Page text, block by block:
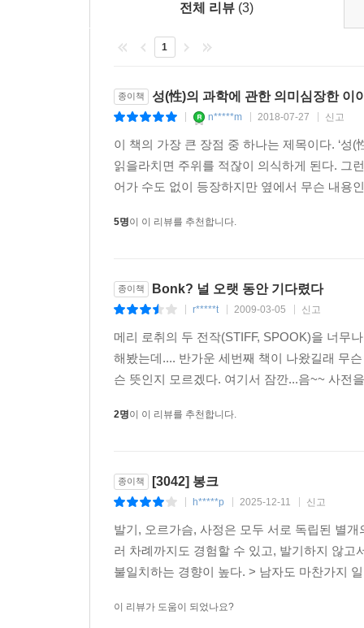
전체 리뷰 (3)
1
종이책 성(性)의 과학에 관한 의미심장한 이
n*****m 2018-07-27 신고
이 책의 가장 큰 장점 중 하나는 제목이다. ‘성
읽을라치면 주위를 적잖이 의식하게 된다. 그
어가 수도 없이 등장하지만 옆에서 무슨 내용
5명이 이 리뷰를 추천합니다.
종이책 Bonk? 널 오랫 동안 기다렸다
r*****t 2009-03-05 신고
메리 로취의 두 전작(STIFF, SPOOK)을 너무
해봤는데.... 반가운 세번째 책이 나왔길래 무
슨 뜻인지 모르겠다. 여기서 잠깐...음~~ 사전
2명이 이 리뷰를 추천합니다.
종이책 [3042] 봉크
h*****p 2025-12-11 신고
발기, 오르가슴, 사정은 모두 서로 독립된 별
러 차례까지도 경험할 수 있고, 발기하지 않
불일치하는 경향이 높다. > 남자도 마찬가지
이 리뷰가 도움이 되었나요?